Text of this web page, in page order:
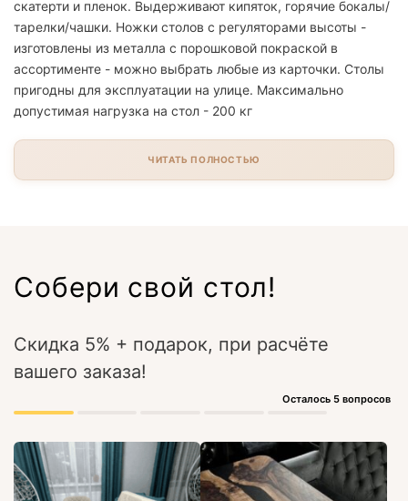
скатерти и пленок. Выдерживают кипяток, горячие бокалы/
тарелки/чашки. Ножки столов с регуляторами высоты -
изготовлены из металла с порошковой покраской в
ассортименте - можно выбрать любые из карточки. Столы
пригодны для эксплуатации на улице. Максимально
допустимая нагрузка на стол - 200 кг
ЧИТАТЬ ПОЛНОСТЬЮ
Собери свой стол!
Скидка 5% + подарок, при расчёте
вашего заказа!
Осталось 5 вопросов